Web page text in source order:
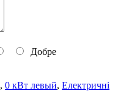
Добре
, 0 кВт левый, Електричні